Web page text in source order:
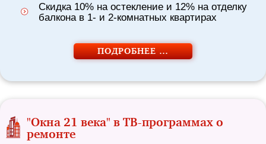
Скидка 10% на остекление и 12% на отделку
балкона в 1- и 2-комнатных квартирах
ПОДРОБНЕЕ …
"Окна 21 века" в ТВ-программах о
ремонте